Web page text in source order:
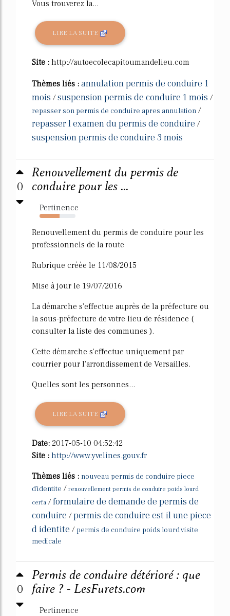
Vous trouverez la...
LIRE LA SUITE
Site : http://autoecolecapitoumandelieu.com
Thèmes liés : annulation permis de conduire 1
mois /suspension permis de conduire 1 mois /
repasser son permis de conduire apres annulation /
repasser l examen du permis de conduire /
suspension permis de conduire 3 mois
0
Renouvellement du permis de
conduire pour les ...
Pertinence
56%
Renouvellement du permis de conduire pour les
professionnels de la route
Rubrique créée le 11/08/2015
Mise à jour le 19/07/2016
La démarche s'effectue auprès de la préfecture ou
la sous-préfecture de votre lieu de résidence (
consulter la liste des communes ).
Cette démarche s'effectue uniquement par
courrier pour l'arrondissement de Versailles.
Quelles sont les personnes...
LIRE LA SUITE
Date: 2017-05-10 04:52:42
Site : http://www.yvelines.gouv.fr
Thèmes liés : nouveau permis de conduire piece
d'identite / renouvellement permis de conduire poids lourd
cerfa /formulaire de demande de permis de
conduire /permis de conduire est il une piece
d identite / permis de conduire poids lourd visite
medicale
0
Permis de conduire détérioré : que
faire ? - LesFurets.com
Pertinence